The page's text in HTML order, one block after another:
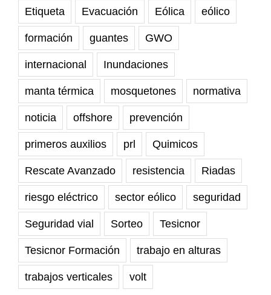
Etiqueta Evacuación Eólica eólico
formación guantes GWO
internacional Inundaciones
manta térmica mosquetones normativa
noticia offshore prevención
primeros auxilios prl Quimicos
Rescate Avanzado resistencia Riadas
riesgo eléctrico sector eólico seguridad
Seguridad vial Sorteo Tesicnor
Tesicnor Formación trabajo en alturas
trabajos verticales volt